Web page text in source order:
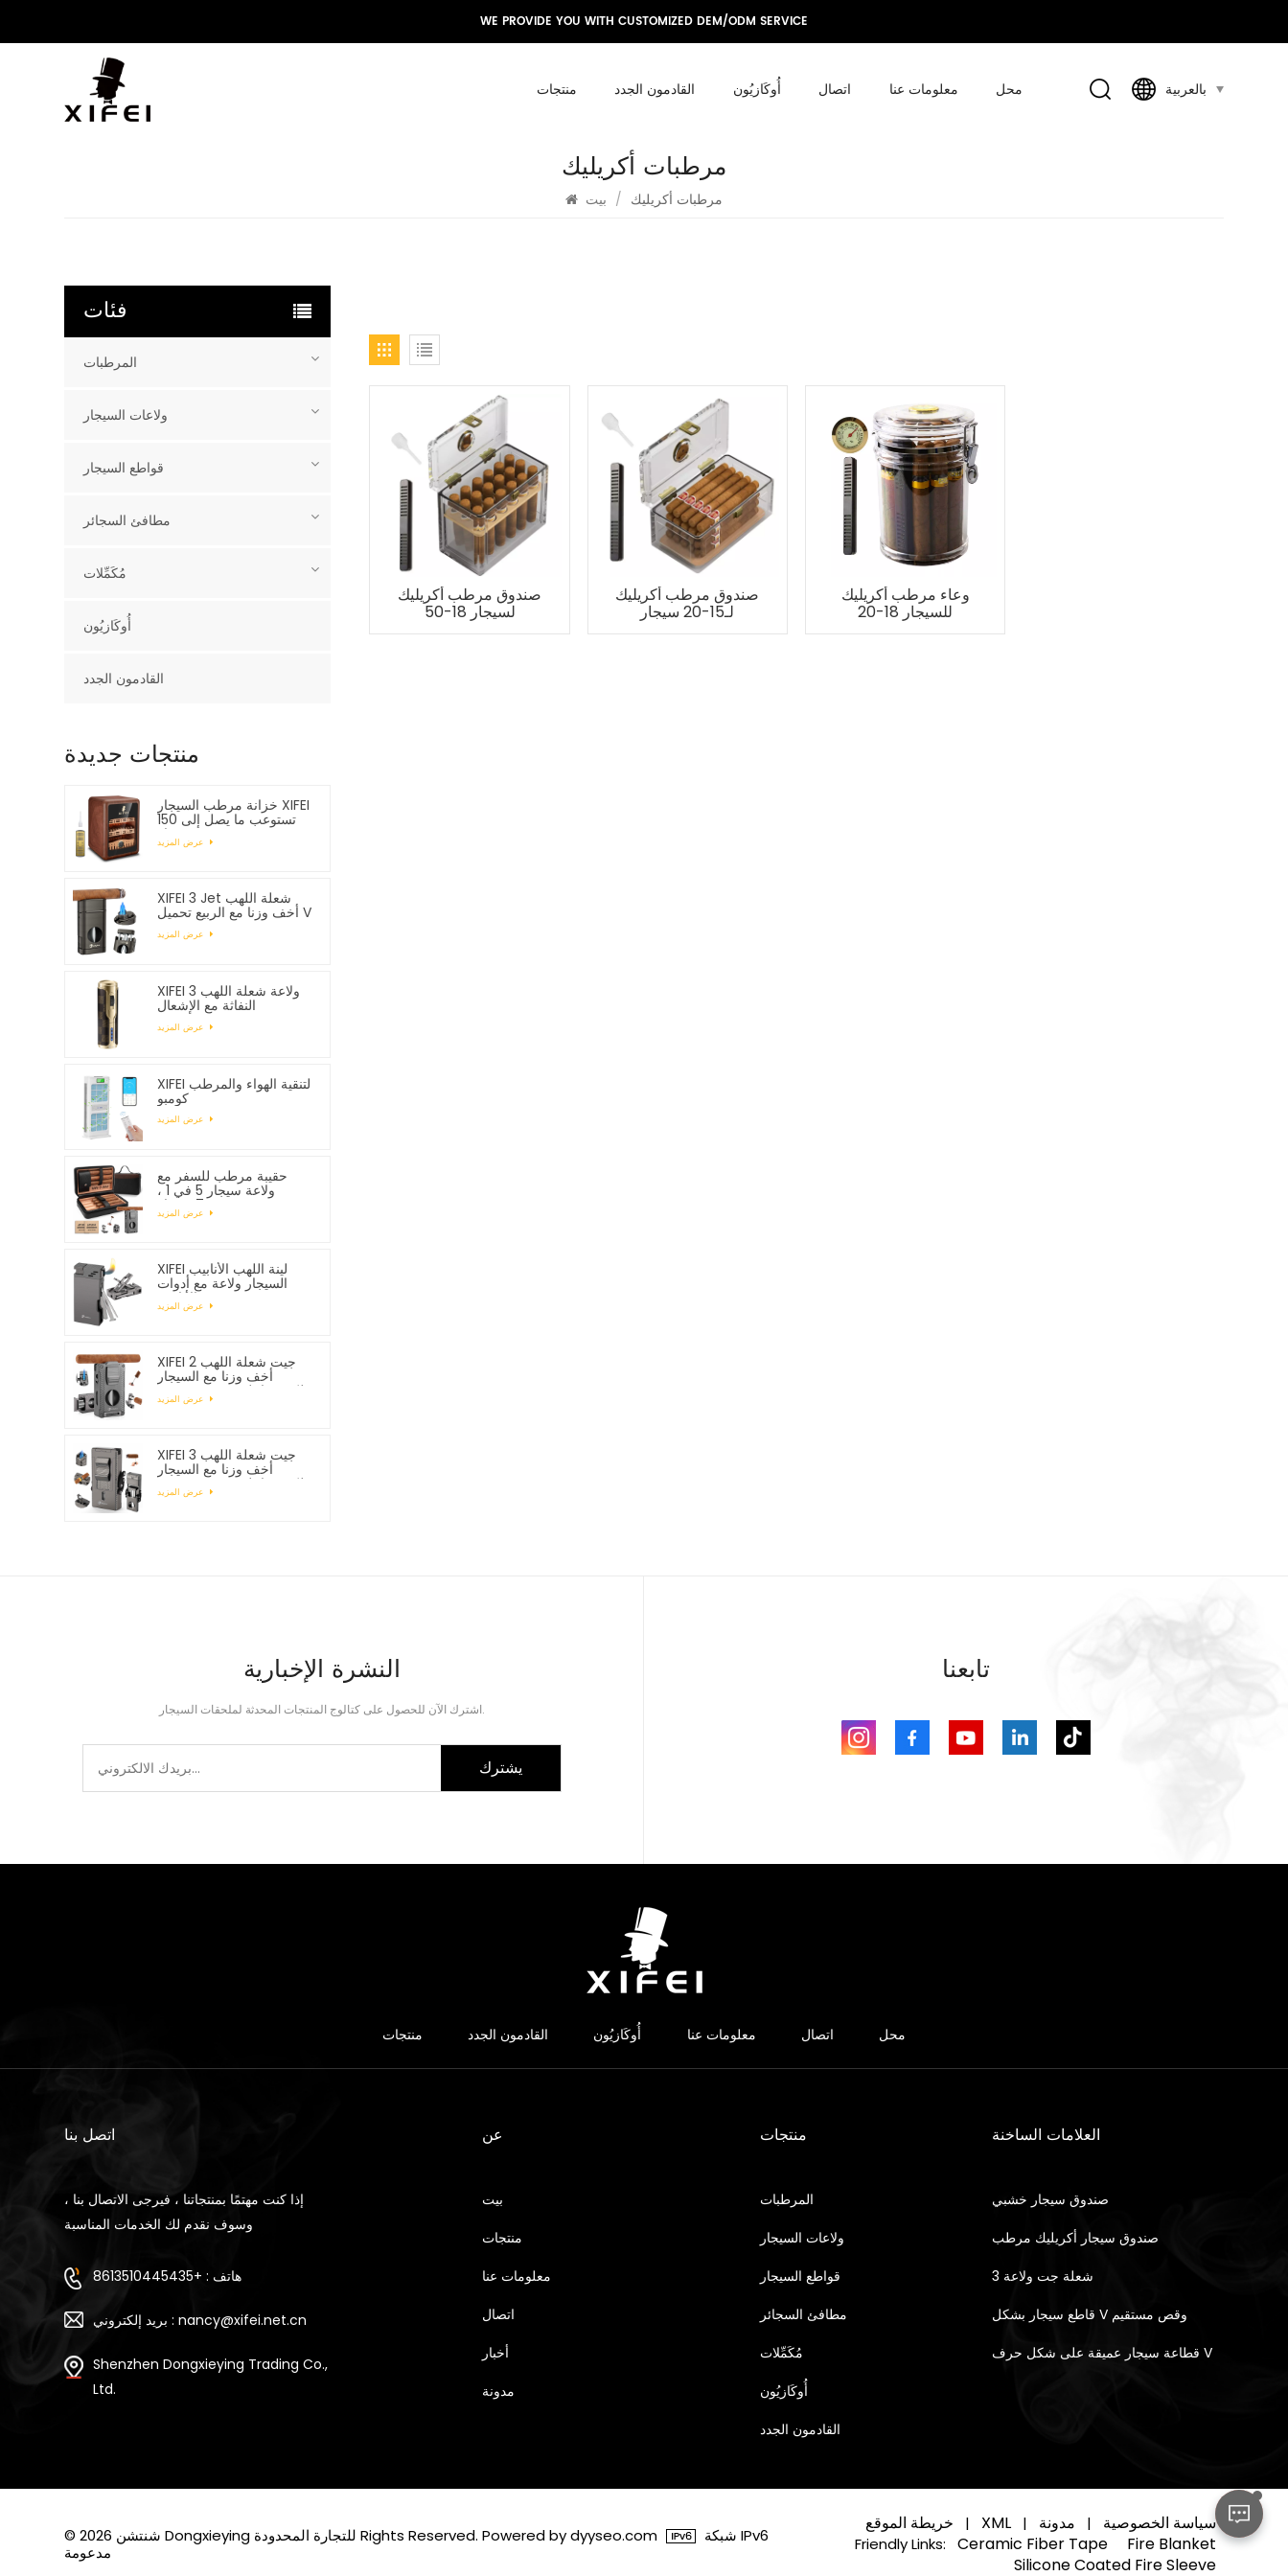
WE PROVIDE YOU WITH CUSTOMIZED DEM/ODM SERVICE
منتجات القادمون الجدد أُوكَازيُون اتصال معلومات عنا محل بالعربية
مرطبات أكريليك
/ مرطبات أكريليك
صندوق مرطب أكريليك
لسيجار 18-50
صندوق مرطب أكريليك
لـ15-20 سيجار
وعاء مرطب أكريليك
للسيجار 18-20
فئات
المرطبات
ولاعات السيجار
قواطع السيجار
مطافئ السجائر
مُكَمِّلات
أُوكَازيُون
القادمون الجدد
منتجات جديدة
خزانة مرطب السيجار XIFEI
تستوعب ما يصل إلى 150
سيجار
XIFEI 3 Jet شعلة اللهب
أخف وزنا مع الربيع تحميل V
القاطع
XIFEI 3 ولاعة شعلة اللهب
النفاثة مع الإشعال
الإلكتروني
XIFEI لتنقية الهواء والمرطب
كومبو
حقيبة مرطب للسفر مع
ولاعة سيجار 5 في 1 ،
تستوعب 7 سيجار
XIFEI لينة اللهب الأنابيب
السيجار ولاعة مع أدوات
الأنابيب
XIFEI 2 جيت شعلة اللهب
أخف وزنا مع السيجار
Vcutter لكمة حامل رسم
محسن
XIFEI 3 جيت شعلة اللهب
أخف وزنا مع السيجار
Vcutter لكمة حامل رسم
محسن
النشرة الإخبارية
اشترك الآن للحصول على كتالوج المنتجات المحدثة لملحقات السيجار.
يشترك
تابعنا
منتجات القادمون الجدد أُوكَازيُون معلومات عنا اتصال محل
اتصل بنا
إذا كنت مهتمًا بمنتجاتنا ، فيرجى الاتصال بنا ،
وسوف نقدم لك الخدمات المناسبة
هاتف : +8613510445435
بريد إلكتروني : nancy@xifei.net.cn
Shenzhen Dongxieying Trading Co.,
Ltd.
عن
بيت
منتجات
معلومات عنا
اتصال
أخبار
مدونة
منتجات
المرطبات
ولاعات السيجار
قواطع السيجار
مطافئ السجائر
مُكَمِّلات
أُوكَازيُون
القادمون الجدد
العلامات الساخنة
صندوق سيجار خشبي
صندوق سيجار أكريليك مرطب
3 شعلة جت ولاعة
قاطع سيجار بشكل V وقص مستقيم
قطاعة سيجار عميقة على شكل حرف V
© 2026 شنتشن Dongxieying للتجارة المحدودة Rights Reserved. Powered by dyyseo.com
مدعومة
خريطة الموقع | XML | مدونة | سياسة الخصوصية
Friendly Links: Ceramic Fiber Tape
Fire Blanket
Silicone Coated Fire Sleeve